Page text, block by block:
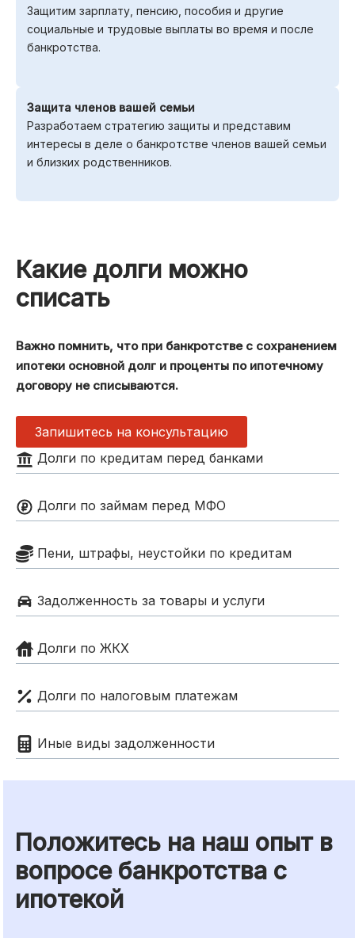
Защитим зарплату, пенсию, пособия и другие
социальные и трудовые выплаты во время и после
банкротства.
Защита членов вашей семьи
Разработаем стратегию защиты и представим
интересы в деле о банкротстве членов вашей семьи
и близких родственников.
Какие долги можно
списать
Важно помнить, что при банкротстве с сохранением
ипотеки основной долг и проценты по ипотечному
договору не списываются.
Запишитесь на консультацию
Долги по кредитам перед банками
Долги по займам перед МФО
Пени, штрафы, неустойки по кредитам
Задолженность за товары и услуги
Долги по ЖКХ
Долги по налоговым платежам
Иные виды задолженности
Положитесь на наш опыт в
вопросе банкротства с
ипотекой